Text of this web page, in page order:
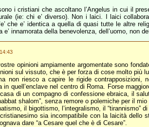
i cristiani che ascoltano l’Angelus in cui il
(ie: chi e’ diverso). Non i laici. I laici
che e’ identica a quella di quasi tutte le altre
e’ innamorata della benevolenza, dell’uomo, non
opinioni ampiamente argomentate sono
sul vissuto, che è per forza di cose molto più
non riesco a capire le rigide contrapposizioni,
in quell’enclave nel centro di Roma. Forse
di un compagno di confessione ebraica, il
shalom”, senza remore o polemiche per il
il bigottismo, l’integralismo, il “tirannismo”
sia incompatibile con la laicità dello
dare “a Cesare quel che è di Cesare”.